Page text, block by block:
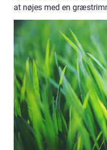
at nøjes med en